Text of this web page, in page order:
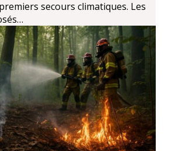
secours climatiques. Les